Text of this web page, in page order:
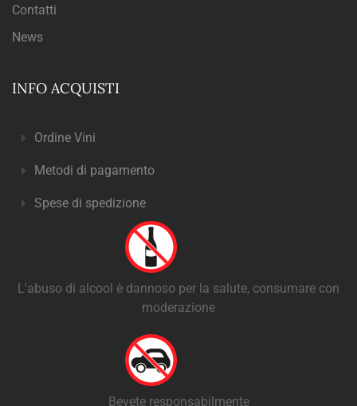
Contatti
News
INFO ACQUISTI
Ordine Vini
Metodi di pagamento
Spese di spedizione
L'abuso di alcool è dannoso per la salute, consumare con
moderazione
Bevete responsabilmente